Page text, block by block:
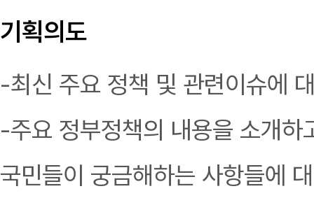
기획의도
-최신 주요 정책 및 관련이슈에
-주요 정부정책의 내용을 소개
국민들이 궁금해하는 사항들에